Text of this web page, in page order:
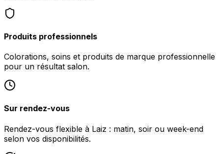
Produits professionnels
Colorations, soins et produits de marque professionnelle
pour un résultat salon.
Sur rendez-vous
Rendez-vous flexible à Laiz : matin, soir ou week-end
selon vos disponibilités.